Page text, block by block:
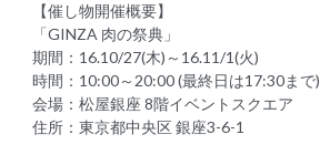
【催し物開催概要】
「GINZA 肉の祭典」
期間：16.10/27(木)～16.11/1(火)
時間：10:00～20:00 (最終日は17:30まで)
会場：松屋銀座 8階イベントスクエア
住所：東京都中央区 銀座3-6-1